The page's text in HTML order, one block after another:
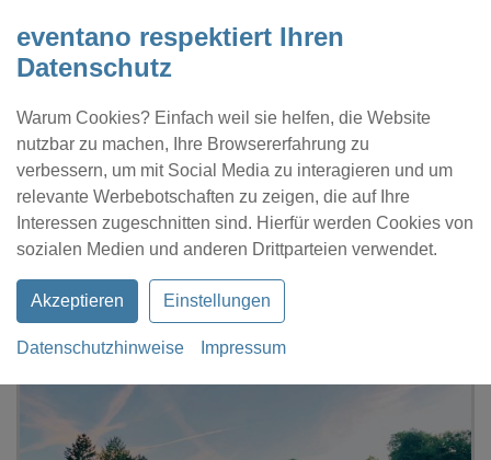
eventano respektiert Ihren
Datenschutz
Warum Cookies? Einfach weil sie helfen, die Website
nutzbar zu machen, Ihre Browsererfahrung zu
verbessern, um mit Social Media zu interagieren und um
relevante Werbebotschaften zu zeigen, die auf Ihre
Interessen zugeschnitten sind. Hierfür werden Cookies von
sozialen Medien und anderen Drittparteien verwendet.
Akzeptieren Einstellungen
Datenschutzhinweise Impressum
Kontakt Location eintragen Profil
Herrenhaus Gut Bliestorf